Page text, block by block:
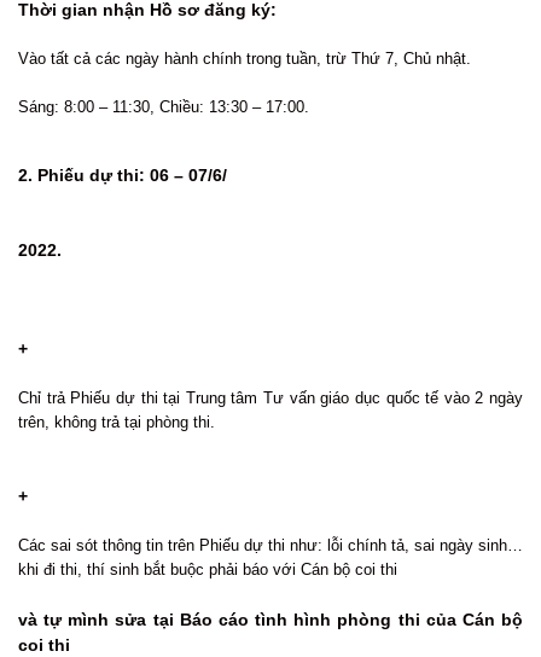
Thời gian nhận Hồ sơ đăng ký:
Vào tất cả các ngày hành chính trong tuần, trừ Thứ 7, Chủ nhật.
Sáng: 8:00 – 11:30, Chiều: 13:30 – 17:00.
2. Phiếu dự thi: 06 – 07/6/
2022.
+
Chỉ trả Phiếu dự thi tại Trung tâm Tư vấn giáo dục quốc tế vào 2 ngày
trên, không trả tại phòng thi.
+
Các sai sót thông tin trên Phiếu dự thi như: lỗi chính tả, sai ngày sinh…
khi đi thi, thí sinh bắt buộc phải báo với Cán bộ coi thi
và tự mình sửa tại Báo cáo tình hình phòng thi của Cán bộ
coi thi